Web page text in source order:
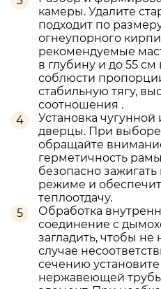
камеры. Удалите
подходит по
огнеупорного
рекомендуемые
в глубину и до 55
соблюсти
стабильную тягу,
соотношения .
Установка
дверцы. При выборе
обращайте
герметичность
безопасно
режиме и
теплоотдачу.
Обработка
соединение с
загладить, чтобы не
случае
сечению установите
нержавеющей